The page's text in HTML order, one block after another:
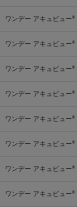
ワンデー アキュビュー®
ワンデー アキュビュー®
ワンデー アキュビュー®
ワンデー アキュビュー®
ワンデー アキュビュー®
ワンデー アキュビュー®
ワンデー アキュビュー®
ワンデー アキュビュー®